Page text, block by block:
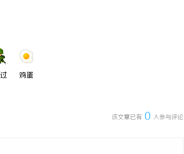
鸡蛋
该文章已有 0 人参与评论